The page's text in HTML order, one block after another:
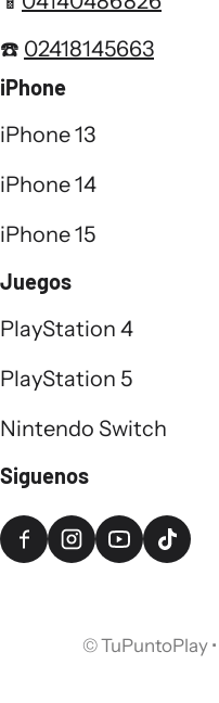
☎️ 02418145663
iPhone
iPhone 13
iPhone 14
iPhone 15
Juegos
PlayStation 4
PlayStation 5
Nintendo Switch
Siguenos
©TuPuntoPlay•